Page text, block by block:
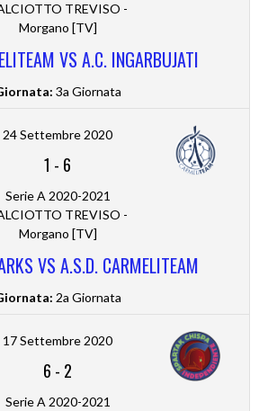
TREVISO -
Morgano [TV]
VS A.C. INGARBUJATI
3a Giornata
24 Settembre 2020
1 - 6
Serie A 2020-2021
TREVISO -
Morgano [TV]
VS A.S.D. CARMELITEAM
2a Giornata
17 Settembre 2020
6 - 2
Serie A 2020-2021